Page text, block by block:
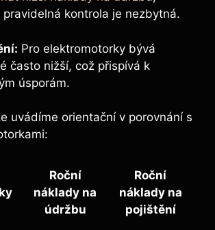
pravidelná kontrola je nezbytná.
Pro elektromotorky bývá
často nižší, což přispívá k
úsporám.
uvádíme orientační v porovnání s
Roční
náklady na
údržbu
Roční
náklady na
pojištění